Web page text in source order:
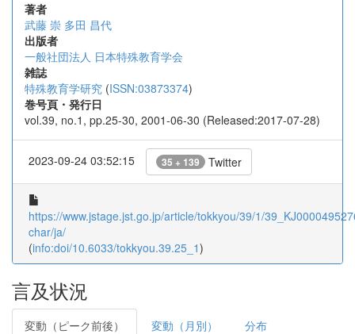
著者
武藤 崇 多田 昌代
出版者
一般社団法人 日本特殊教育学会
雑誌
特殊教育学研究 (ISSN:03873374)
巻号頁・発行日
vol.39, no.1, pp.25-30, 2001-06-30 (Released:2017-07-28)
2023-09-24 03:52:15 35 + 139 Twitter
https://www.jstage.jst.go.jp/article/tokkyou/39/1/
char/ja/
(info:doi/10.6033/tokkyou.39.25_1)
言及状況
変動（ピーク前後） 変動（月別） 分布